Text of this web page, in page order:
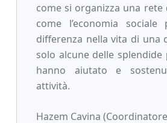
come si organizza una rete
come l’economia
differenza nella vita di una
solo alcune delle splendide
hanno aiutato e
attività.
Hazem Cavina